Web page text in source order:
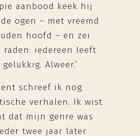
aanbood keek hij
ogen – met vreemd
hoofd – en zei
raden: iedereen leeft
Alweer.’
schreef ik nog
verhalen. Ik wist
dat mijn genre was
twee jaar later